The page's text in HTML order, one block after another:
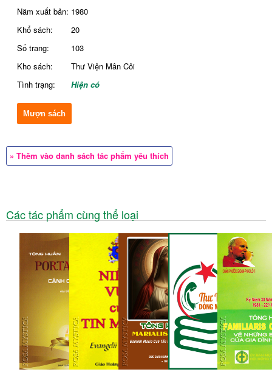
Năm xuất bản: 1980
Khổ sách:
20
Số trang:
103
Kho sách:
Thư Viện Mân Côi
Tình trạng:
Hiện có
Mượn sách
» Thêm vào danh sách tác phẩm yêu thích
Các tác phẩm cùng thể loại